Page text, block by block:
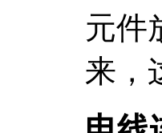
元件
来，